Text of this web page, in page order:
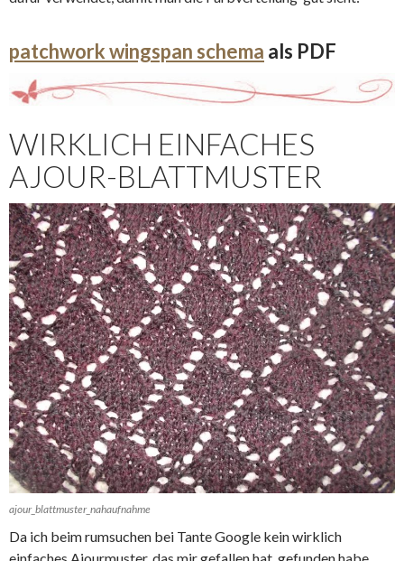
patchwork wingspan schema als PDF
WIRKLICH EINFACHES
AJOUR-BLATTMUSTER
ajour_blattmuster_nahaufnahme
Da ich beim rumsuchen bei Tante Google kein wirklich
einfaches Ajourmuster, das mir gefallen hat, gefunden habe,